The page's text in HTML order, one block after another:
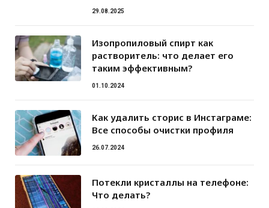
29.08.2025
Изопропиловый спирт как
растворитель: что делает его
таким эффективным?
01.10.2024
Как удалить сторис в Инстаграме:
Все способы очистки профиля
26.07.2024
Потекли кристаллы на телефоне:
Что делать?